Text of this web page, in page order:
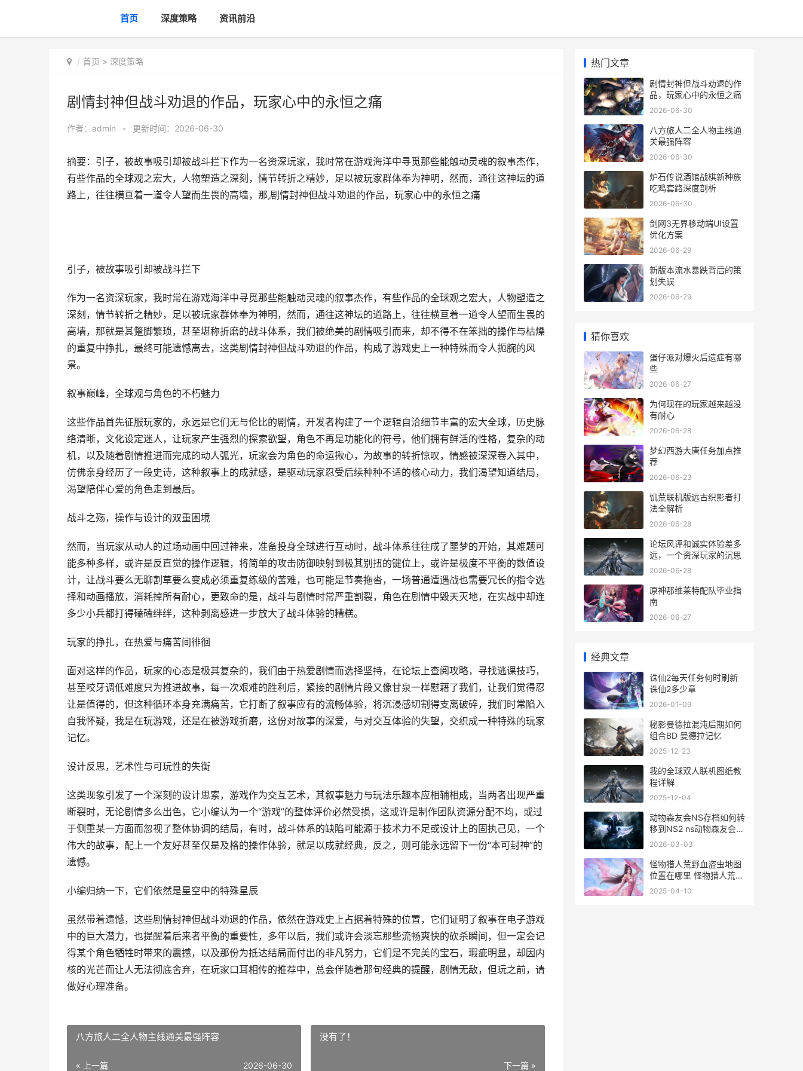
首页 深度策略 资讯前沿
首页 > 深度策略
剧情封神但战斗劝退的作品，玩家心中的永恒之痛
作者： admin • 更新时间：2026-06-30
摘要：引子，被故事吸引却被战斗拦下作为一名资深玩家，我时常在游戏海洋中寻觅那些能触动灵魂的叙事杰作，
有些作品的全球观之宏大，人物塑造之深刻，情节转折之精妙，足以被玩家群体奉为神明，然而，通往这神坛的道
路上，往往横亘着一道令人望而生畏的高墙，那,剧情封神但战斗劝退的作品，玩家心中的永恒之痛
引子，被故事吸引却被战斗拦下
作为一名资深玩家，我时常在游戏海洋中寻觅那些能触动灵魂的叙事杰作，有些作品的全球观之宏大，人物塑造之
深刻，情节转折之精妙，足以被玩家群体奉为神明，然而，通往这神坛的道路上，往往横亘着一道令人望而生畏的
高墙，那就是其蹩脚繁琐，甚至堪称折磨的战斗体系，我们被绝美的剧情吸引而来，却不得不在笨拙的操作与枯燥
的重复中挣扎，最终可能遗憾离去，这类剧情封神但战斗劝退的作品，构成了游戏史上一种特殊而令人扼腕的风
景。
叙事巅峰，全球观与角色的不朽魅力
这些作品首先征服玩家的，永远是它们无与伦比的剧情，开发者构建了一个逻辑自洽细节丰富的宏大全球，历史脉
络清晰，文化设定迷人，让玩家产生强烈的探索欲望，角色不再是功能化的符号，他们拥有鲜活的性格，复杂的动
机，以及随着剧情推进而完成的动人弧光，玩家会为角色的命运揪心，为故事的转折惊叹，情感被深深卷入其中，
仿佛亲身经历了一段史诗，这种叙事上的成就感，是驱动玩家忍受后续种种不适的核心动力，我们渴望知道结局，
渴望陪伴心爱的角色走到最后。
战斗之殇，操作与设计的双重困境
然而，当玩家从动人的过场动画中回过神来，准备投身全球进行互动时，战斗体系往往成了噩梦的开始，其难题可
能多种多样，或许是反直觉的操作逻辑，将简单的攻击防御映射到极其别扭的键位上，或许是极度不平衡的数值设
计，让战斗要么无聊割草要么变成必须重复练级的苦难，也可能是节奏拖沓，一场普通遭遇战也需要冗长的指令选
择和动画播放，消耗掉所有耐心，更致命的是，战斗与剧情时常严重割裂，角色在剧情中毁天灭地，在实战中却连
多少小兵都打得磕磕绊绊，这种剥离感进一步放大了战斗体验的糟糕。
玩家的挣扎，在热爱与痛苦间徘徊
面对这样的作品，玩家的心态是极其复杂的，我们由于热爱剧情而选择坚持，在论坛上查阅攻略，寻找逃课技巧，
甚至咬牙调低难度只为推进故事，每一次艰难的胜利后，紧接的剧情片段又像甘泉一样慰藉了我们，让我们觉得忍
让是值得的，但这种循环本身充满痛苦，它打断了叙事应有的流畅体验，将沉浸感切割得支离破碎，我们时常陷入
自我怀疑，我是在玩游戏，还是在被游戏折磨，这份对故事的深爱，与对交互体验的失望，交织成一种特殊的玩家
记忆。
设计反思，艺术性与可玩性的失衡
这类现象引发了一个深刻的设计思索，游戏作为交互艺术，其叙事魅力与玩法乐趣本应相辅相成，当两者出现严重
断裂时，无论剧情多么出色，它小编认为一个“游戏”的整体评价必然受损，这或许是制作团队资源分配不均，或过
于侧重某一方面而忽视了整体协调的结局，有时，战斗体系的缺陷可能源于技术力不足或设计上的固执己见，一个
伟大的故事，配上一个友好甚至仅是及格的操作体验，就足以成就经典，反之，则可能永远留下一份“本可封神”的
遗憾。
小编归纳一下，它们依然是星空中的特殊星辰
虽然带着遗憾，这些剧情封神但战斗劝退的作品，依然在游戏史上占据着特殊的位置，它们证明了叙事在电子游戏
中的巨大潜力，也提醒着后来者平衡的重要性，多年以后，我们或许会淡忘那些流畅爽快的砍杀瞬间，但一定会记
得某个角色牺牲时带来的震撼，以及那份为抵达结局而付出的非凡努力，它们是不完美的宝石，瑕疵明显，却因内
核的光芒而让人无法彻底舍弃，在玩家口耳相传的推荐中，总会伴随着那句经典的提醒，剧情无敌，但玩之前，请
做好心理准备。
八方旅人二全人物主线通关最强阵容
« 上一篇 2026-06-30
没有了！
下一篇 »
热门文章
剧情封神但战斗劝退的作
品，玩家心中的永恒之痛
2026-06-30
八方旅人二全人物主线通
关最强阵容
2026-06-30
炉石传说酒馆战棋新种族
吃鸡套路深度剖析
2026-06-30
剑网3无界移动端UI设置
优化方案
2026-06-29
新版本流水暴跌背后的策
划失误
2026-06-29
猜你喜欢
蛋仔派对爆火后遗症有哪
些
2026-06-27
为何现在的玩家越来越没
有耐心
2026-06-28
梦幻西游大唐任务加点推
荐
2026-06-23
饥荒联机版远古织影者打
法全解析
2026-06-28
论坛风评和诚实体验差多
远，一个资深玩家的沉思
2026-06-28
原神那维莱特配队毕业指
南
2026-06-27
经典文章
诛仙2每天任务何时刷新
诛仙2多少章
2026-01-09
秘影曼德拉混沌后期如何
组合BD 曼德拉记忆
2025-12-23
我的全球双人联机图纸教
程详解
2025-12-04
动物森友会NS存档如何转
移到NS2 ns动物森友会
dlc
2026-03-03
怪物猎人荒野血盗虫地图
位置在哪里 怪物猎人荒野
血光金属
2025-04-10